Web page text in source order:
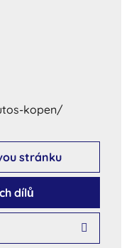
​kopen​/
stránku
dílů